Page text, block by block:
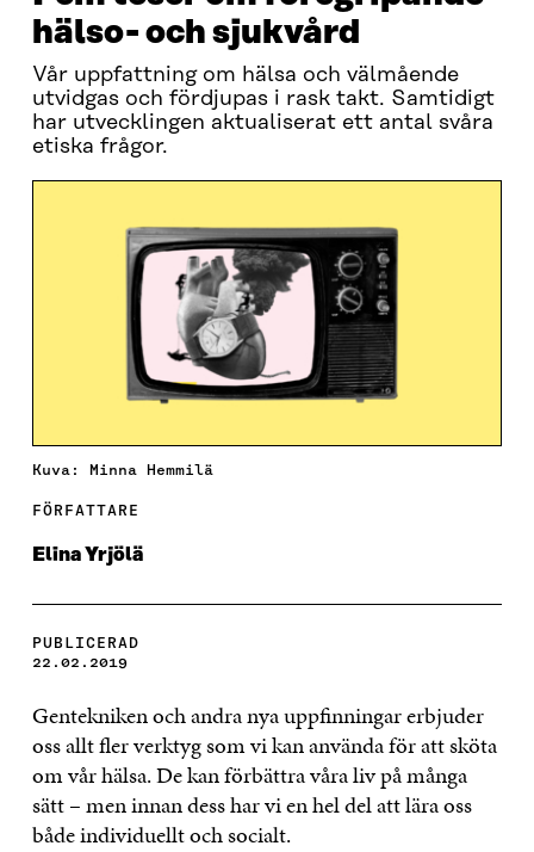
hälso- och sjukvård
Vår uppfattning om hälsa och välmående
utvidgas och fördjupas i rask takt. Samtidigt
har utvecklingen aktualiserat ett antal svåra
etiska frågor.
Kuva: Minna Hemmilä
FÖRFATTARE
Elina Yrjölä
PUBLICERAD
22.02.2019
Gentekniken och andra nya uppfinningar erbjuder
oss allt fler verktyg som vi kan använda för att sköta
om vår hälsa. De kan förbättra våra liv på många
sätt – men innan dess har vi en hel del att lära oss
både individuellt och socialt.